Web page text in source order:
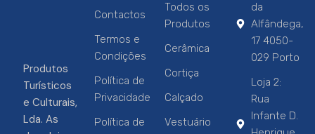
Produtos
Turísticos
e Culturais,
Lda. As
Contactos
Termos e
Condições
Política de
Privacidade
Política de
Todos os
Produtos
Cerâmica
Cortiça
Calçado
Vestuário
da
Alfândega,
17 4050-
029 Porto
Loja 2:
Rua
Infante D.